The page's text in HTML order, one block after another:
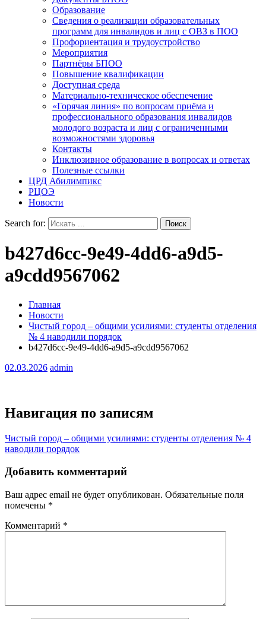
Образование
Сведения о реализации образовательных
программ для инвалидов и лиц с ОВЗ в ПОО
Профориентация и трудоустройство
Мероприятия
Партнёры БПОО
Повышение квалификации
Доступная среда
Материально-техническое обеспечение
«Горячая линия» по вопросам приёма и
профессионального образования инвалидов
молодого возраста и лиц с ограниченными
возможностями здоровья
Контакты
Инклюзивное образование в вопросах и ответах
Полезные ссылки
ЦРД Абилимпикс
РЦОЭ
Новости
Search for:
b427d6cc-9e49-4dd6-a9d5-
a9cdd9567062
Главная
Новости
Чистый город – общими усилиями: студенты отделения
№ 4 наводили порядок
b427d6cc-9e49-4dd6-a9d5-a9cdd9567062
02.03.2026 admin
Навигация по записям
Чистый город – общими усилиями: студенты отделения № 4
наводили порядок
Добавить комментарий
Ваш адрес email не будет опубликован. Обязательные поля
помечены *
Комментарий *